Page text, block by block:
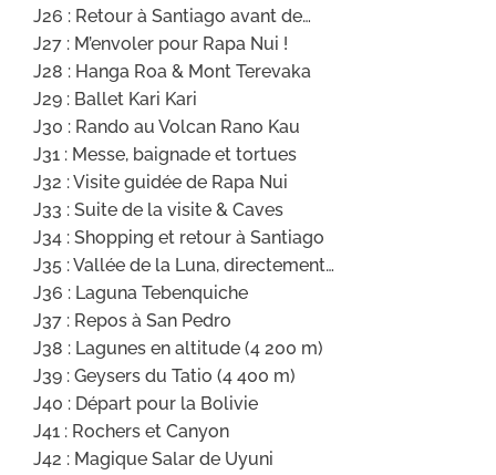
J26 : Retour à Santiago avant de…
J27 : M’envoler pour Rapa Nui !
J28 : Hanga Roa & Mont Terevaka
J29 : Ballet Kari Kari
J30 : Rando au Volcan Rano Kau
J31 : Messe, baignade et tortues
J32 : Visite guidée de Rapa Nui
J33 : Suite de la visite & Caves
J34 : Shopping et retour à Santiago
J35 : Vallée de la Luna, directement…
J36 : Laguna Tebenquiche
J37 : Repos à San Pedro
J38 : Lagunes en altitude (4 200 m)
J39 : Geysers du Tatio (4 400 m)
J40 : Départ pour la Bolivie
J41 : Rochers et Canyon
J42 : Magique Salar de Uyuni